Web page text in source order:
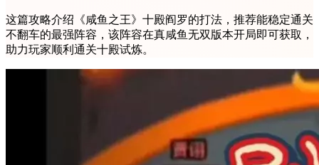
这篇攻略介绍《咸鱼之王》十殿阎罗的打法，推荐能稳定通关
不翻车的最强阵容，该阵容在真咸鱼无双版本开局即可获取，
助力玩家顺利通关十殿试炼。